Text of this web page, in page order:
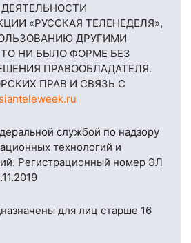
«РУССКАЯ ТЕЛЕНЕДЕЛЯ»,
ДРУГИМИ
НИ БЫЛО ФОРМЕ БЕЗ
ПРАВООБЛАДАТЕЛЯ.
ПРАВ И СВЯЗЬ С
службой по надзору
технологий и
Регистрационный номер ЭЛ
для лиц старше 16